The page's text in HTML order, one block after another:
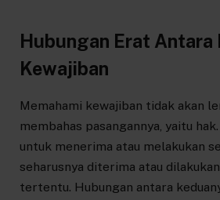
Hubungan Erat Antara
Kewajiban
Memahami kewajiban tidak akan
membahas pasangannya, yaitu
untuk menerima atau melakukan
seharusnya diterima atau
tertentu. Hubungan antara